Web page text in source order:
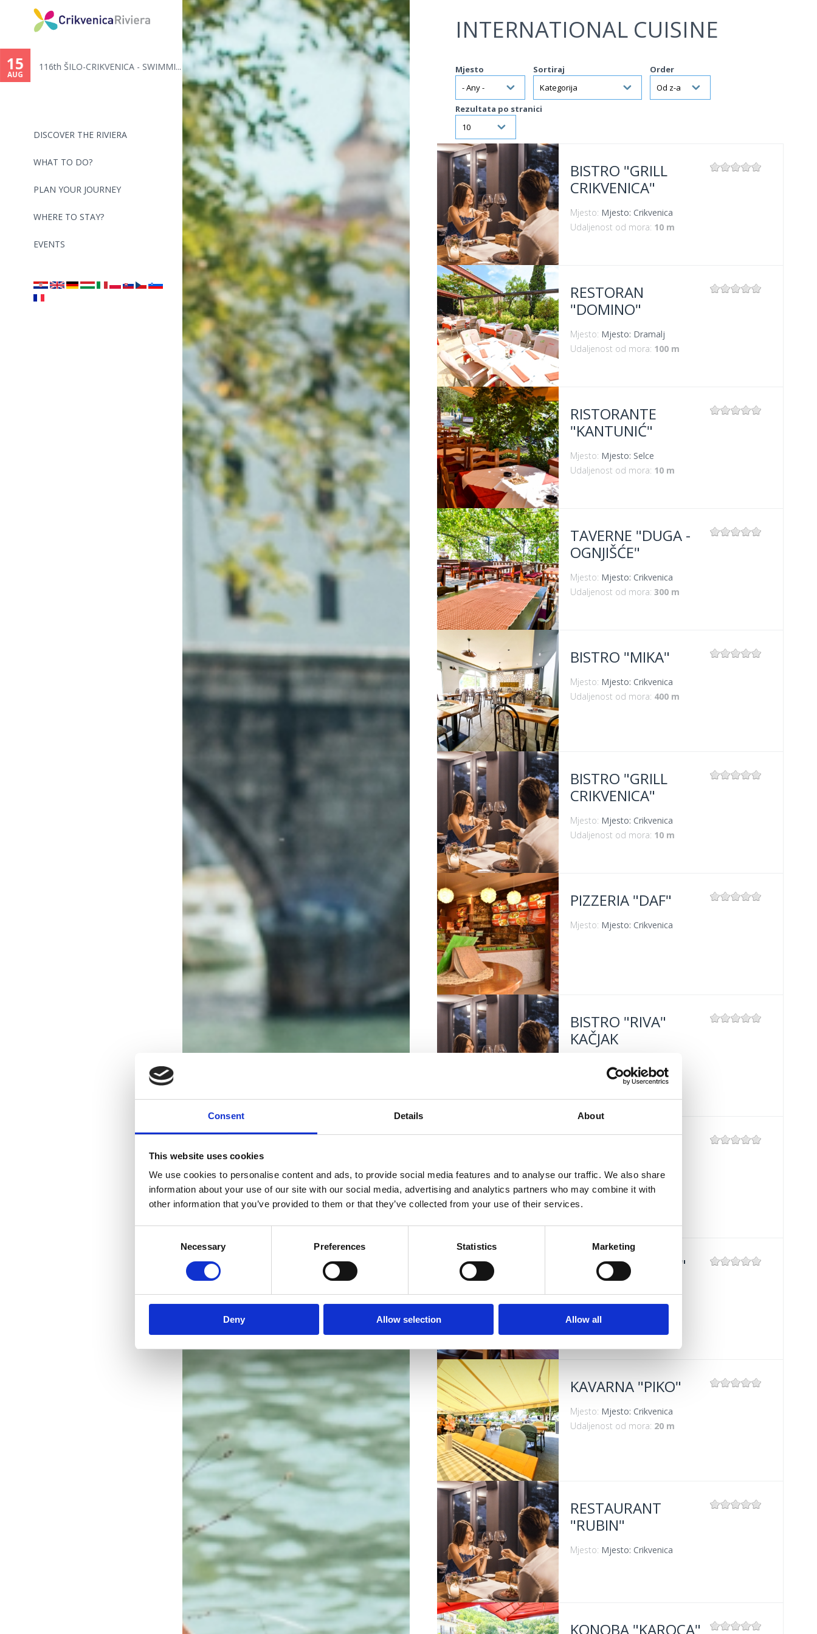
Consent Details About
This website uses cookies
We use cookies to personalise content and ads, to provide social media features and to analyse our traffic. We also share
information about your use of our site with our social media, advertising and analytics partners who may combine it with
other information that you’ve provided to them or that they’ve collected from your use of their services.
Necessary Preferences Statistics Marketing
Deny Allow selection Allow all
Jump to navigation
DISCOVER THE RIVIERA
WHAT TO DO?
PLAN YOUR JOURNEY
WHERE TO STAY?
EVENTS
15
AUG
116th ŠILO-CRIKVENICA - SWIMMI...
INTERNATIONAL CUISINE
Mjesto Sortiraj Order
Rezultata po stranici
VIŠE INFORMACIJA
BISTRO "GRILL
CRIKVENICA"
Mjesto: Mjesto: Crikvenica
Udaljenost od mora: 10 m
VIŠE INFORMACIJA
RESTORAN
"DOMINO"
Mjesto: Mjesto: Dramalj
Udaljenost od mora: 100 m
VIŠE INFORMACIJA
RISTORANTE
"KANTUNIĆ"
Mjesto: Mjesto: Selce
Udaljenost od mora: 10 m
VIŠE INFORMACIJA
TAVERNE "DUGA -
OGNJIŠĆE"
Mjesto: Mjesto: Crikvenica
Udaljenost od mora: 300 m
BISTRO "MIKA"
Mjesto: Mjesto: Crikvenica
Udaljenost od mora: 400 m
BISTRO "GRILL
CRIKVENICA"
Mjesto: Mjesto: Crikvenica
Udaljenost od mora: 10 m
VIŠE INFORMACIJA
PIZZERIA "DAF"
Mjesto: Mjesto: Crikvenica
VIŠE INFORMACIJA
BISTRO "RIVA"
KAČJAK
Udaljenost od mora:10 m
VIŠE INFORMACIJA
Mjesto: Crikvenica
VIŠE INFORMACIJA
PIZZERIA "GUŠTI"
Udaljenost od mora:300 m
VIŠE INFORMACIJA
KAVARNA "PIKO"
Mjesto: Mjesto: Crikvenica
Udaljenost od mora: 20 m
VIŠE INFORMACIJA
RESTAURANT
"RUBIN"
Mjesto: Mjesto: Crikvenica
KONOBA "KAROCA"